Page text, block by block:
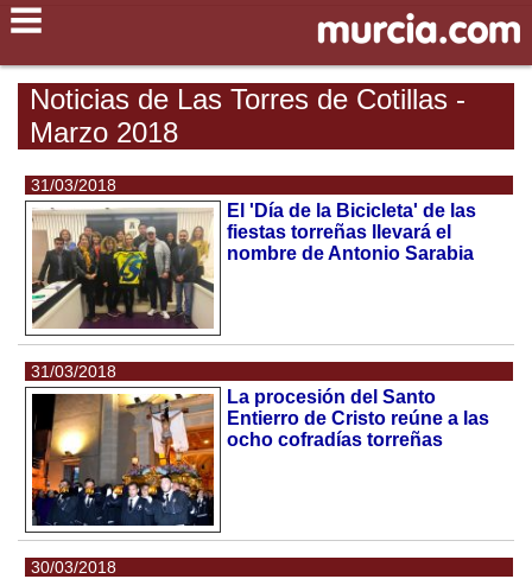
Noticias de Las Torres de Cotillas -
Marzo 2018
31/03/2018
El 'Día de la Bicicleta' de las
fiestas torreñas llevará el
nombre de Antonio Sarabia
31/03/2018
La procesión del Santo
Entierro de Cristo reúne a las
ocho cofradías torreñas
30/03/2018